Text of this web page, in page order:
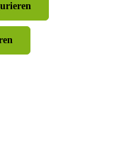
Your Digital Upgrade